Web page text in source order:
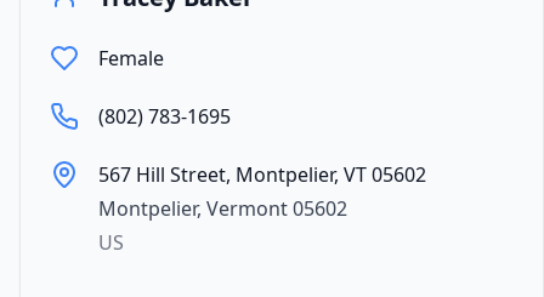
Female
(802) 783-1695
567 Hill Street, Montpelier, VT 05602
Montpelier, Vermont05602
US